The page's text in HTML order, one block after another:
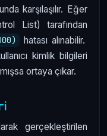
karşılaşılır. Eğer
List) tarafından
hatası alınabilir.
kimlik bilgileri
ortaya çıkar.
gerçekleştirilen